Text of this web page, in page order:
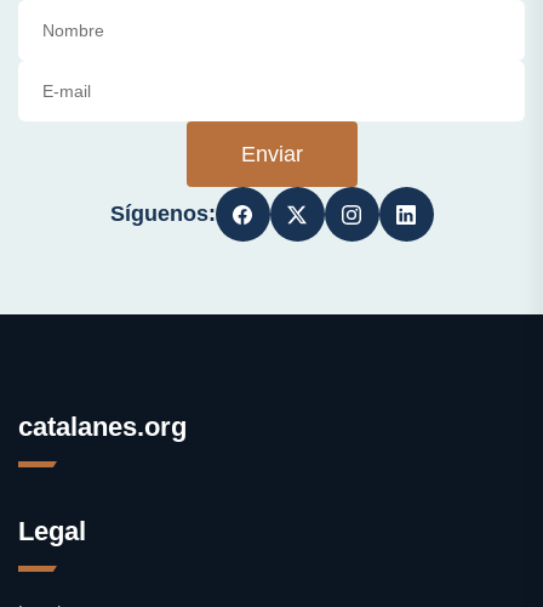
Enviar
Síguenos:
catalanes.org
Legal